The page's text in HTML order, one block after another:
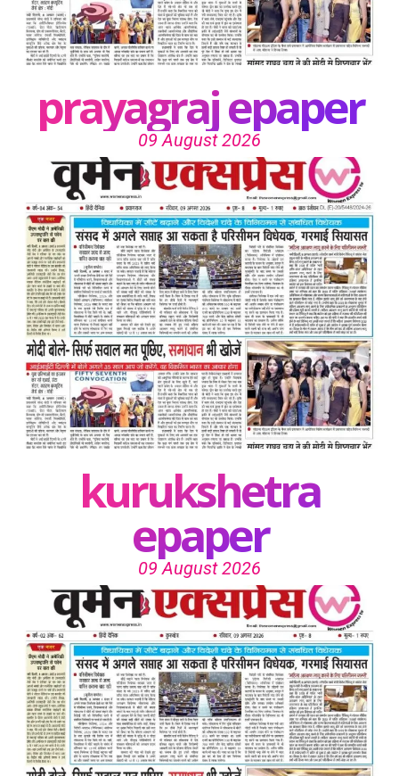
prayagraj epaper
09 August 2026
kurukshetra
epaper
09 August 2026